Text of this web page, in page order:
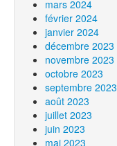
mars 2024
février 2024
janvier 2024
décembre 2023
novembre 2023
octobre 2023
septembre 2023
août 2023
juillet 2023
juin 2023
mai 2023